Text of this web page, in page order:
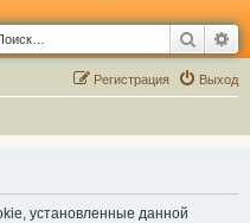
Поиск
Выход
Регистрация
установленные данной